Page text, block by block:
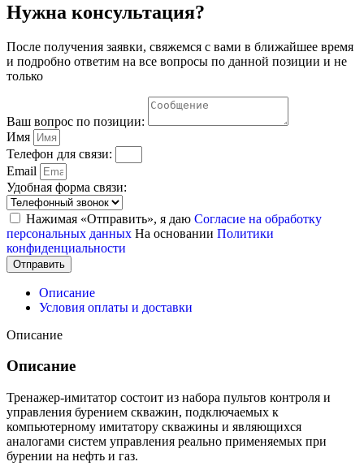
Нужна консультация?
После получения заявки, свяжемся с вами в ближайшее время
и подробно ответим на все вопросы по данной позиции и не
только
Ваш вопрос по позиции:
Имя
Телефон для связи:
Email
Удобная форма связи:
Нажимая «Отправить», я даю Согласие на обработку
персональных данных На основании Политики
конфиденциальности
Отправить
Описание
Условия оплаты и доставки
Описание
Описание
Тренажер-имитатор состоит из набора пультов контроля и
управления бурением скважин, подключаемых к
компьютерному имитатору скважины и являющихся
аналогами систем управления реально применяемых при
бурении на нефть и газ.